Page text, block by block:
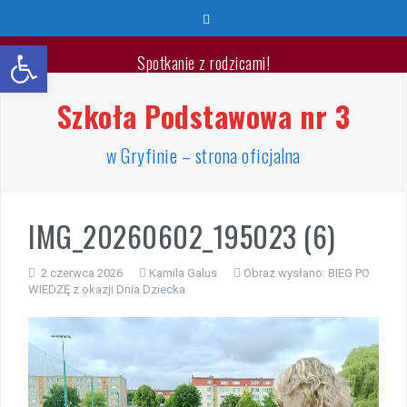
treści
Spotkanie z rodzicami!
Wyprawka pierwszoklasisty 2026/2027
🐳🐚Wspaniałych Wakacji🐬🐙
Zakończenie roku szkolnego 2025/2026
Warsztaty „Bezpieczne Wakacje”
Zakończenie roku – przydział gabinetów
Szkoła Podstawowa nr 3
w Gryfinie – strona oficjalna
IMG_20260602_195023 (6)
2 czerwca 2026 Kamila Galus Obraz wysłano: BIEG PO
WIEDZĘ z okazji Dnia Dziecka
Otwórz pasek narzędzi